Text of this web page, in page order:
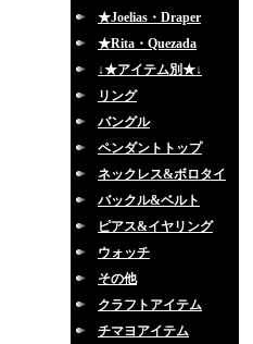
★Joelias・Draper
★Rita・Quezada
↓★アイテム別★↓
リング
バングル
ペンダントトップ
ネックレス&ボロタイ
バックル&ベルト
ピアス&イヤリング
ウォッチ
その他
クラフトアイテム
チマヨアイテム